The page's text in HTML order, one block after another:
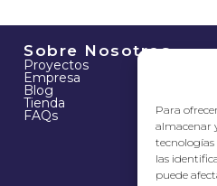
Para
almacenar
las
puede
Sobre Nosotros
Proyectos
Empresa
Blog
Tienda
FAQs